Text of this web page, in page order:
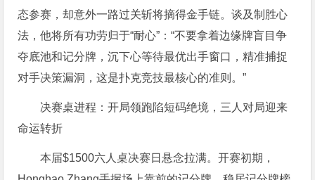
态参赛，却意外一路过关斩将摘得金手链。谈及制胜心
法，他将所有功劳归于“耐心”：“不要拿着边缘牌盲目争
夺底池和记分牌，沉下心等待最优出手窗口，精准捕捉
对手决策漏洞，这是扑克竞技最核心的准则。”
决赛桌进程：开局领跑陷短码绝境，三人对局迎来
命运转折
本届$1500六人桌决赛日悬念拉满。开赛初期，